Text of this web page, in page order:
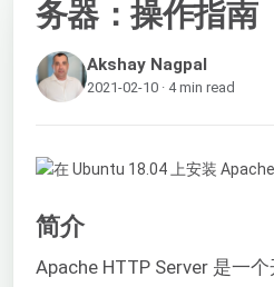
务器：操作指南
Akshay Nagpal
2021-02-10 · 4 min read
简介
Apache HTTP Server 是一